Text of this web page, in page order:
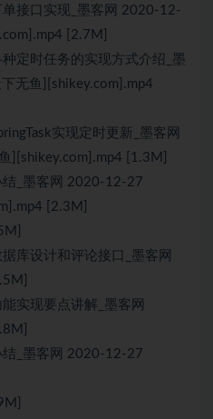
口实现_墨客网 2020-12-
[2.7M]
时任务的实现方式介绍_墨
无鱼][shikey.com].mp4
实现定时更新_墨客网
][shikey.com].mp4 [1.3M]
_墨客网 2020-12-27
[2.3M]
设计和评论接口_墨客网
现要点讲解_墨客网
_墨客网 2020-12-27